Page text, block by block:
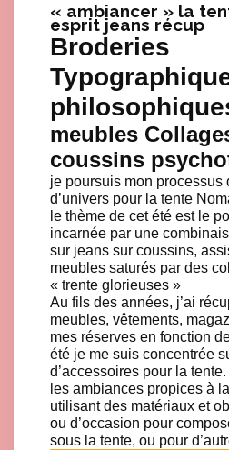
« ambiancer » la
esprit jeans récup
Broderies
meubles
coussins
je poursuis mon processus
d’univers pour la tente
le thème de cet été est le
incarnée par une
sur jeans sur coussins,
meubles saturés par des
« trente glorieuses »
Au fils des années, j’ai
meubles, vêtements,
mes réserves en fonction
été je me suis concentrée
d’accessoires pour la
les ambiances propices à
utilisant des matériaux et
ou d’occasion pour
sous la tente, ou pour